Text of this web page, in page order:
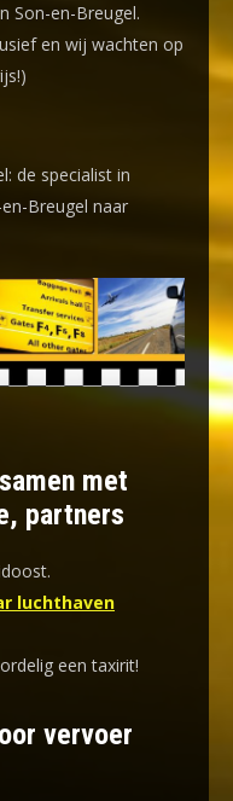
Son-en-Breugel.
en wij wachten op
de specialist in
Breugel naar
met
partners
luchthaven
een taxirit!
vervoer